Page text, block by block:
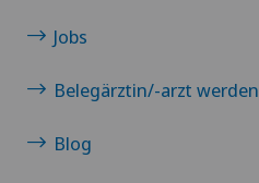
Jobs
Belegärztin/-arzt werden
Blog